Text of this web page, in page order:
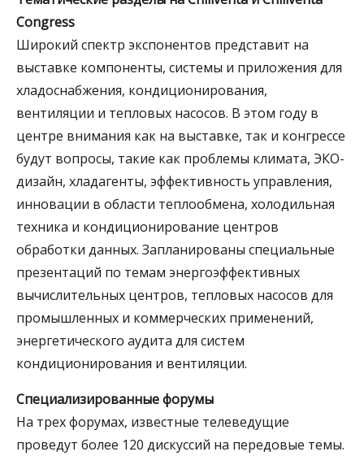
Congress
Широкий спектр экспонентов представит на
выставке компоненты, системы и приложения для
хладоснабжения, кондиционирования,
вентиляции и тепловых насосов. В этом году в
центре внимания как на выставке, так и конгрессе
будут вопросы, такие как проблемы климата, ЭКО-
дизайн, хладагенты, эффективность управления,
инновации в области теплообмена, холодильная
техника и кондиционирование центров
обработки данных. Запланированы специальные
презентаций по темам энергоэффективных
вычислительных центров, тепловых насосов для
промышленных и коммерческих применений,
энергетического аудита для систем
кондиционирования и вентиляции.
Специализированные форумы
На трех форумах, известные телеведущие
проведут более 120 дискуссий на передовые темы.